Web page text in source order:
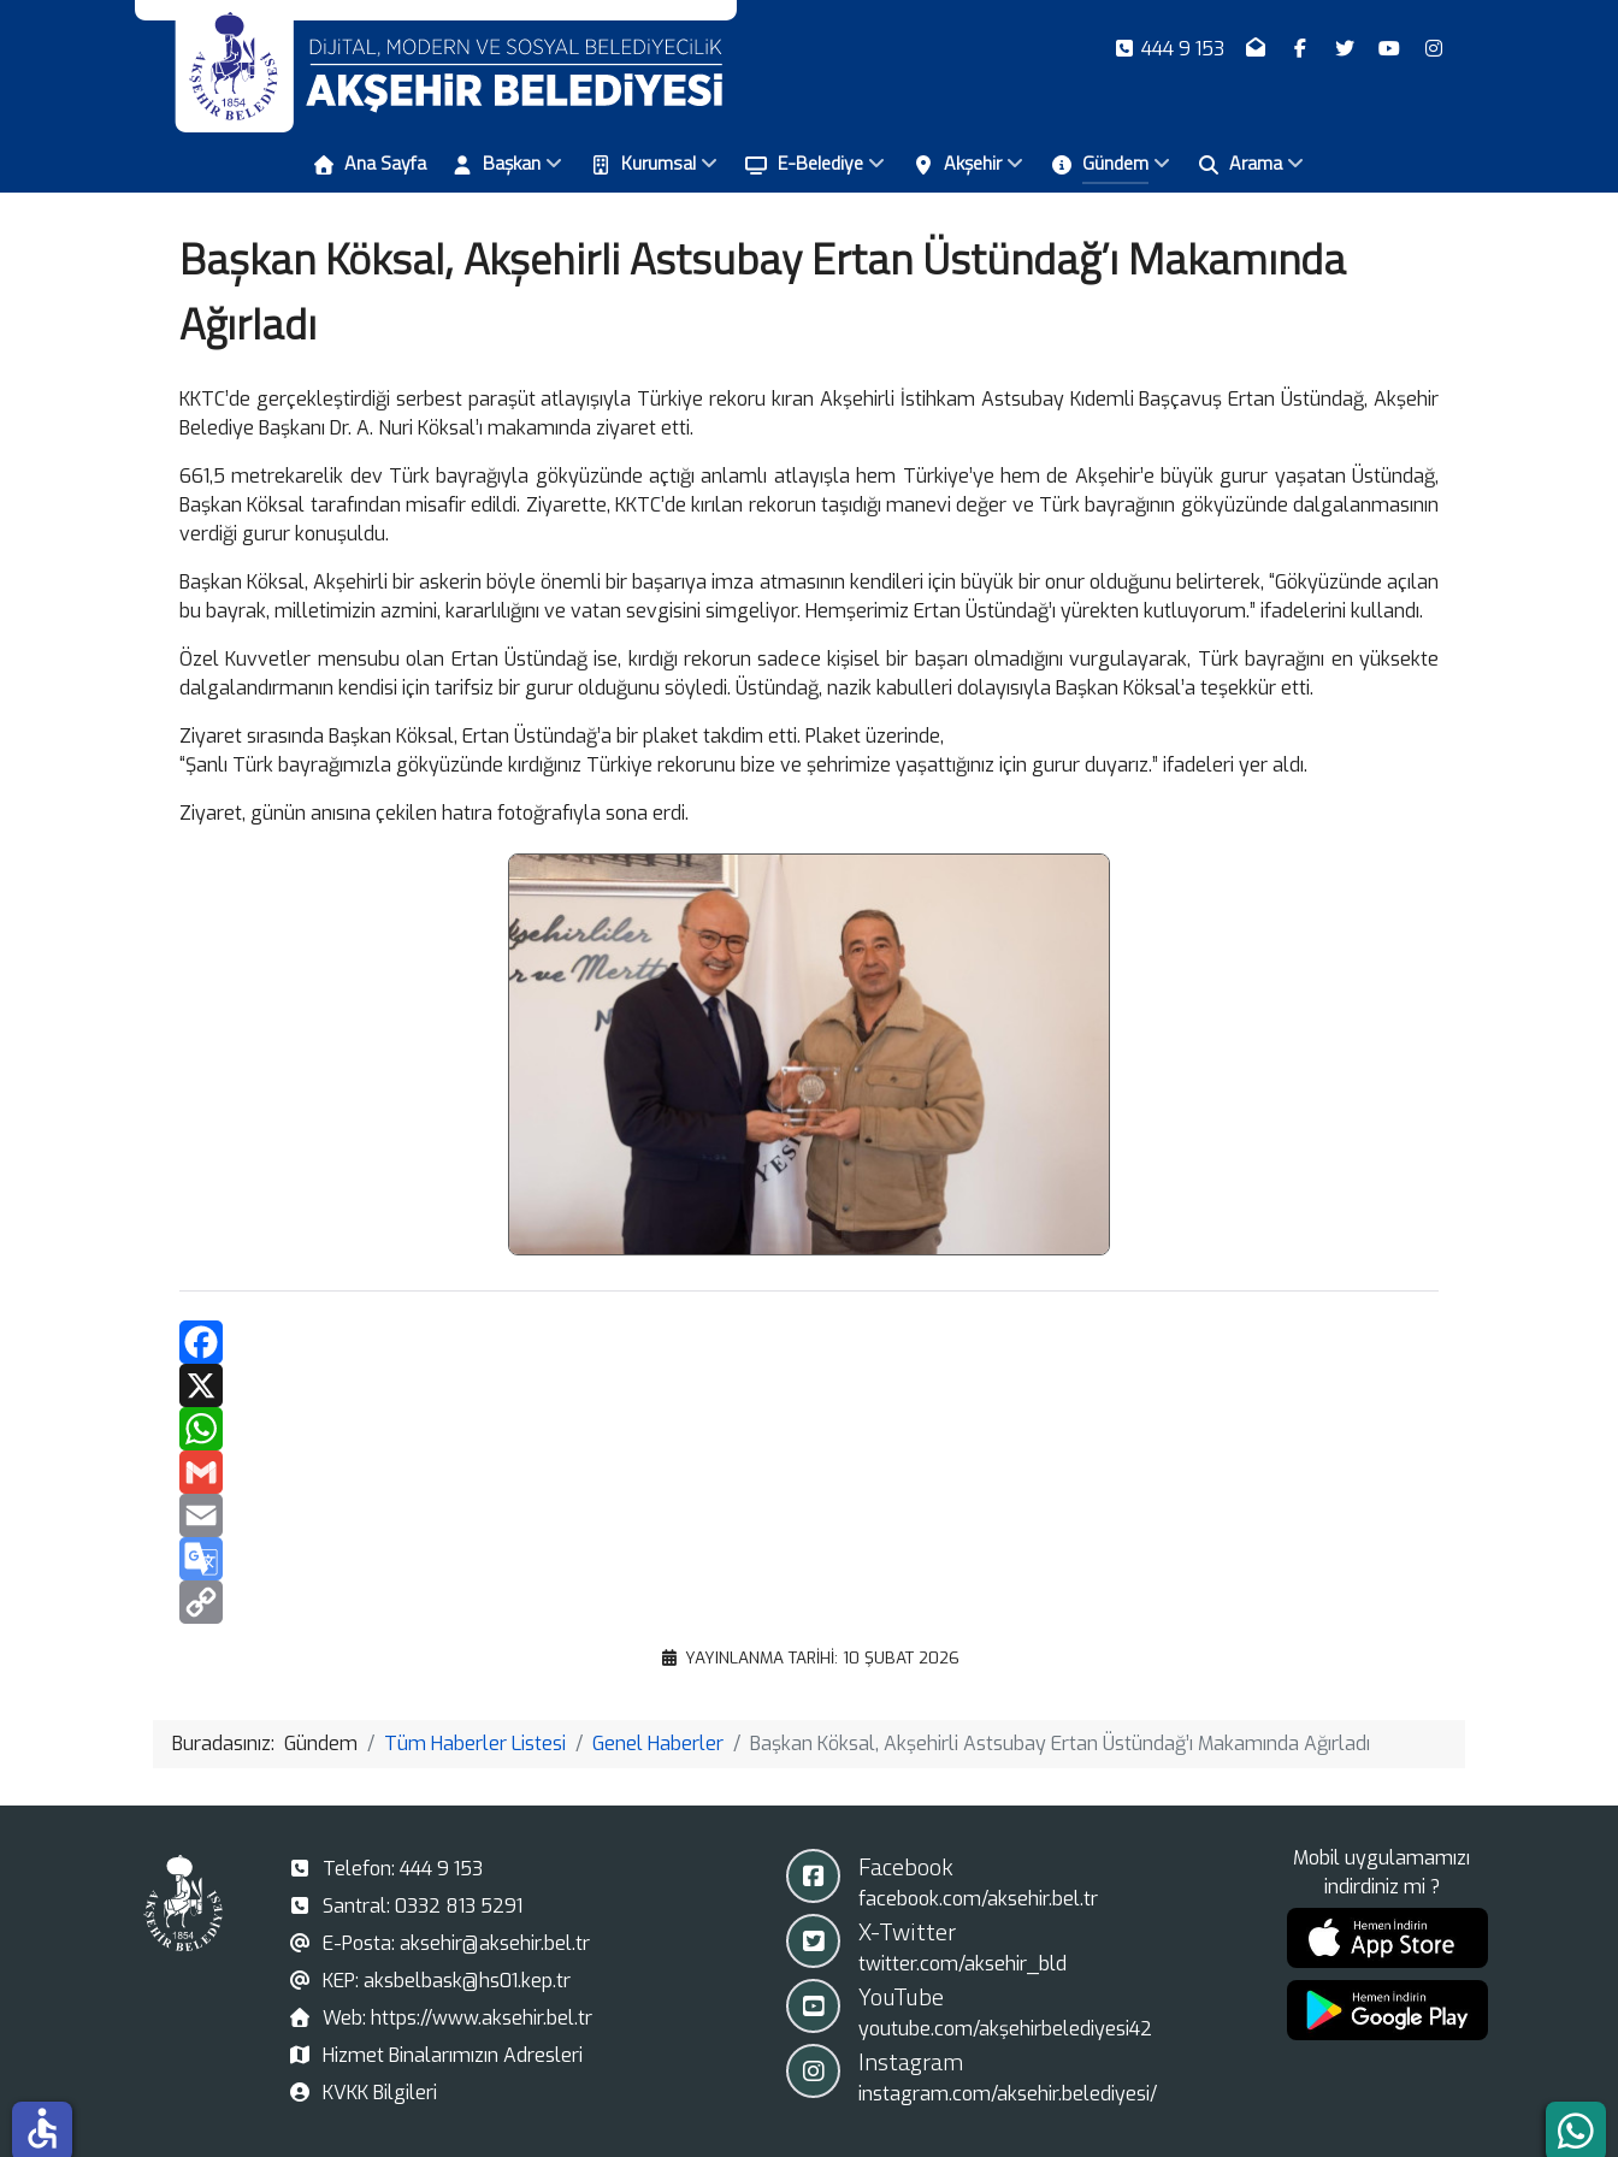
444 9 153
Ana Sayfa Başkan Kurumsal E-Belediye Akşehir Gündem Arama
Başkan Köksal, Akşehirli Astsubay Ertan Üstündağ’ı Makamında
Ağırladı
KKTC’de gerçekleştirdiği serbest paraşüt atlayışıyla Türkiye rekoru kıran Akşehirli İstihkam Astsubay Kıdemli Başçavuş Ertan Üstündağ, Akşehir
Belediye Başkanı Dr. A. Nuri Köksal’ı makamında ziyaret etti.
661,5 metrekarelik dev Türk bayrağıyla gökyüzünde açtığı anlamlı atlayışla hem Türkiye’ye hem de Akşehir’e büyük gurur yaşatan Üstündağ,
Başkan Köksal tarafından misafir edildi. Ziyarette, KKTC’de kırılan rekorun taşıdığı manevi değer ve Türk bayrağının gökyüzünde dalgalanmasının
verdiği gurur konuşuldu.
Başkan Köksal, Akşehirli bir askerin böyle önemli bir başarıya imza atmasının kendileri için büyük bir onur olduğunu belirterek, “Gökyüzünde açılan
bu bayrak, milletimizin azmini, kararlılığını ve vatan sevgisini simgeliyor. Hemşerimiz Ertan Üstündağ’ı yürekten kutluyorum.” ifadelerini kullandı.
Özel Kuvvetler mensubu olan Ertan Üstündağ ise, kırdığı rekorun sadece kişisel bir başarı olmadığını vurgulayarak, Türk bayrağını en yüksekte
dalgalandırmanın kendisi için tarifsiz bir gurur olduğunu söyledi. Üstündağ, nazik kabulleri dolayısıyla Başkan Köksal’a teşekkür etti.
Ziyaret sırasında Başkan Köksal, Ertan Üstündağ’a bir plaket takdim etti. Plaket üzerinde,
“Şanlı Türk bayrağımızla gökyüzünde kırdığınız Türkiye rekorunu bize ve şehrimize yaşattığınız için gurur duyarız.” ifadeleri yer aldı.
Ziyaret, günün anısına çekilen hatıra fotoğrafıyla sona erdi.
Translate
Copy
YAYINLANMA TARIHI: 10 ŞUBAT 2026
Buradasınız: Gündem Tüm Haberler Listesi Genel Haberler Başkan Köksal, Akşehirli Astsubay Ertan Üstündağ’ı Makamında Ağırladı
Telefon: 444 9 153
Santral: 0332 813 5291
E-Posta: aksehir@aksehir.bel.tr
KEP: aksbelbask@hs01.kep.tr
Web: https://www.aksehir.bel.tr
Hizmet Binalarımızın Adresleri
KVKK Bilgileri
Facebook
facebook.com/aksehir.bel.tr
X-Twitter
twitter.com/aksehir_bld
YouTube
youtube.com/akşehirbelediyesi42
Instagram
instagram.com/aksehir.belediyesi/
Mobil uygulamamızı
indirdiniz mi ?
accessible